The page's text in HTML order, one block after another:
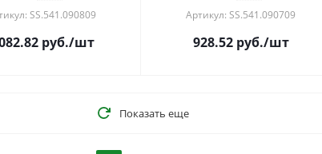
SS.541.090809
руб./шт
Артикул: SS.541.090709
928.52руб./шт
Показать еще